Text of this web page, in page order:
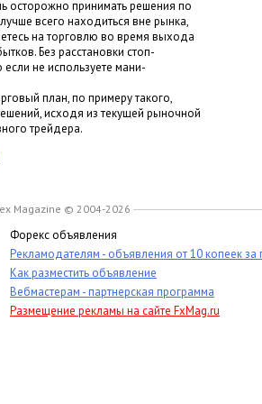
принимать решения по
всего находиться вне рынка,
на торговлю во время выхода
Без расстановки стоп-
не используете мани-
план, по примеру такого,
исходя из текущей рыночной
трейдера.
Magazine © 2004-2026
Форекс объявления
Рекламодателям - объявления от 10 копеек за
Как разместить объявление
Вебмастерам - партнерская программа
Размещение рекламы на сайте FxMag.ru